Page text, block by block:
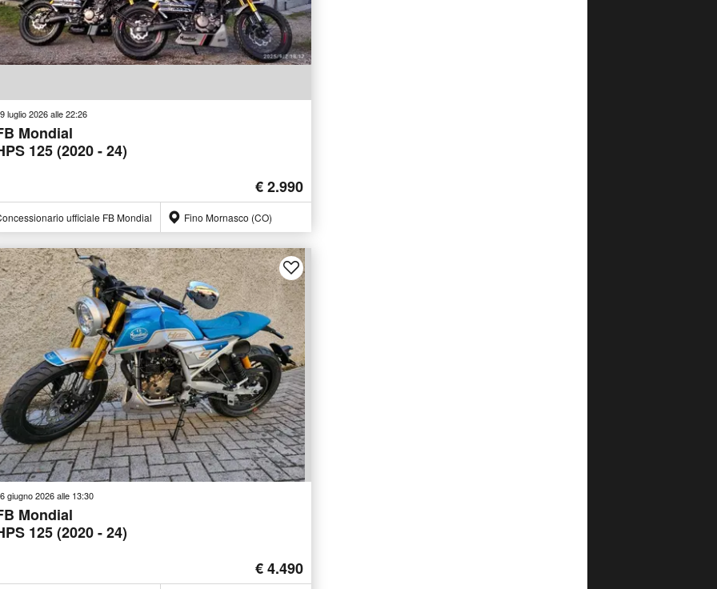
luglio 2026 alle 22:26
Mondial
125 (2020 - 24)
€ 2.990
ufficiale FB Mondial Fino Mornasco (CO)
giugno 2026 alle 13:30
Mondial
125 (2020 - 24)
€ 4.490